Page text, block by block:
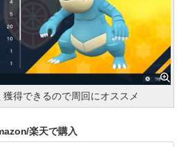
得できるので周回にオススメ
楽天で購入